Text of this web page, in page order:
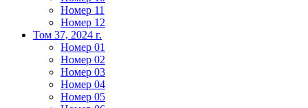
Номер 11
Номер 12
Том 37, 2024 г.
Номер 01
Номер 02
Номер 03
Номер 04
Номер 05